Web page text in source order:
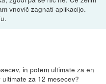
vnovič zagnati aplikacijo.
in potem ultimate za en
za 12 mesecev?